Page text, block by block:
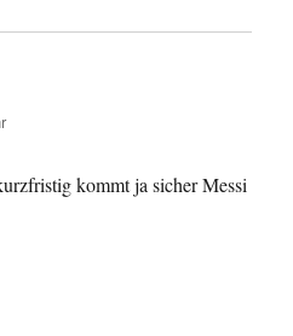
kommt ja sicher Messi